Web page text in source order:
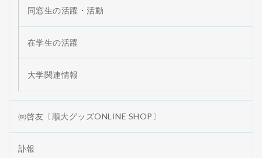
同窓生の活躍・活動
在学生の活躍
大学関連情報
㈱啓友〔順大グッズONLINE SHOP〕
訃報